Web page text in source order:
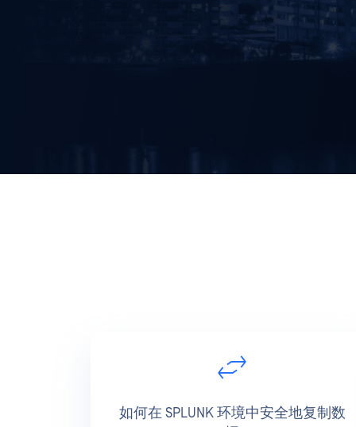
如何在 SPLUNK 环境中安全地复制数